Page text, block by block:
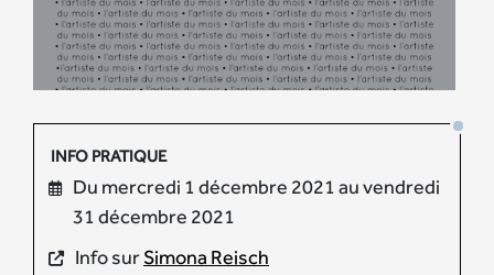
INFO PRATIQUE
Du mercredi 1 décembre 2021 au vendredi
31 décembre 2021
Info surSimona Reisch